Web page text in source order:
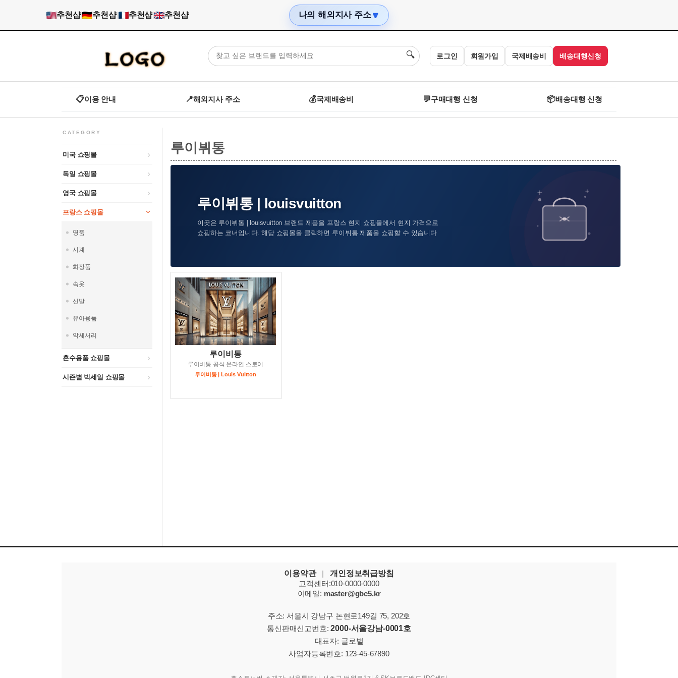
추천샵| 추천샵| 추천샵| 추천샵 나의 해외지사 주소🔽
🔍 로그인 회원가입 국제배송비 배송대행신청
📋이용 안내 📍해외지사 주소 💰국제배송비 💬구매대행 신청 📦배송대행 신청
CATEGORY
미국 쇼핑몰
독일 쇼핑몰
영국 쇼핑몰
프랑스 쇼핑몰
명품
시계
화장품
속옷
신발
유아용품
악세서리
혼수용품 쇼핑몰
시즌별 빅세일 쇼핑몰
루이뷔통
루이뷔통 | louisvuitton
이곳은 루이뷔통 | louisvuitton 브랜드 제품을 프랑스 현지 쇼핑몰에서 현지 가격으로
쇼핑하는 코너입니다. 해당 쇼핑몰을 클릭하면 루이뷔통 제품을 쇼핑할 수 있습니다
루이비통
루이비통 공식 온라인 스토어
루이비통 | Louis Vuitton
이용약관 |
개인정보취급방침
고객센터:010-0000-0000
이메일: master@gbc5.kr
주소: 서울시 강남구 논현로149길 75, 202호
통신판매신고번호:2000-서울강남-0001호
대표자: 글로벌
사업자등록번호: 123-45-67890